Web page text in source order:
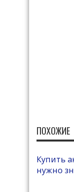
ПОХОЖИЕ
Купить
нужно